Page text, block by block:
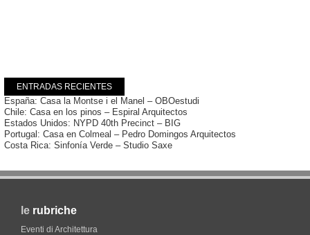
ENTRADAS RECIENTES
España: Casa la Montse i el Manel – OBOestudi
Chile: Casa en los pinos – Espiral Arquitectos
Estados Unidos: NYPD 40th Precinct – BIG
Portugal: Casa en Colmeal – Pedro Domingos Arquitectos
Costa Rica: Sinfonía Verde – Studio Saxe
le rubriche
Eventi di Architettura